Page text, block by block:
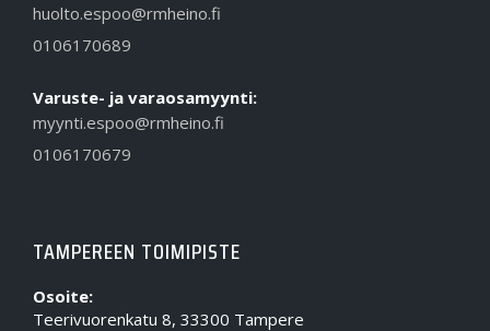
huolto.espoo@rmheino.fi
0106170689
Varuste- ja varaosamyynti:
myynti.espoo@rmheino.fi
0106170679
TAMPEREEN TOIMIPISTE
Osoite:
Teerivuorenkatu 8, 33300 Tampere